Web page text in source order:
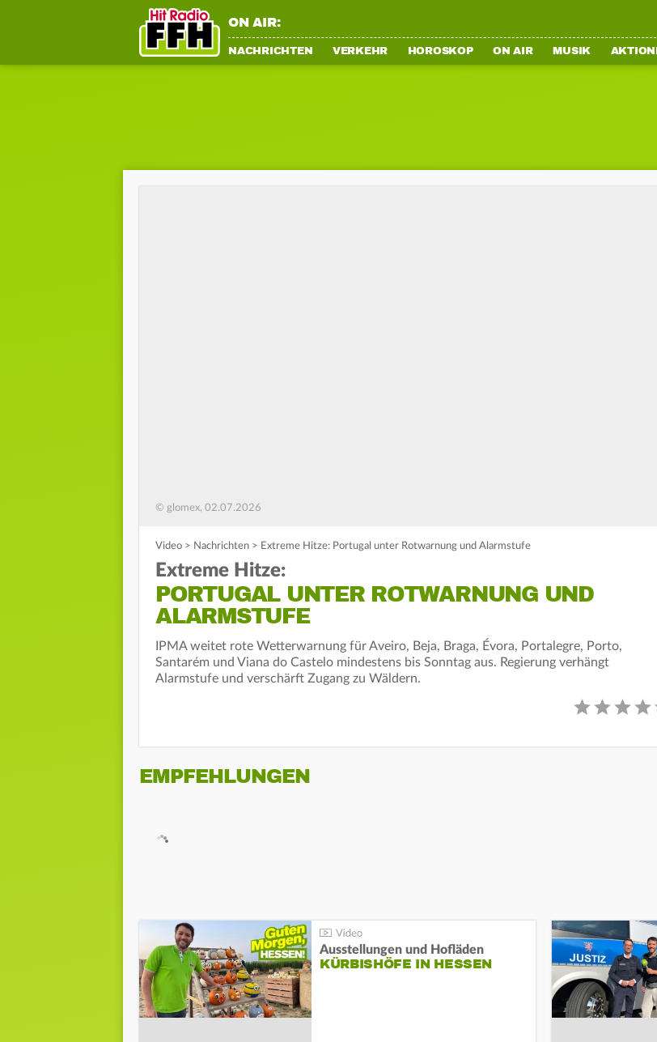
ON AIR:
NACHRICHTEN VERKEHR HOROSKOP ON AIR MUSIK
© glomex, 02.07.2026
Video > Nachrichten > Extreme Hitze: Portugal unter Rotwarnung und Alarmstufe
Extreme Hitze:
PORTUGAL UNTER ROTWARNUNG UND
ALARMSTUFE
IPMA weitet rote Wetterwarnung für Aveiro, Beja, Braga, Évora, Portalegre, Porto,
Santarém und Viana do Castelo mindestens bis Sonntag aus. Regierung verhängt
Alarmstufe und verschärft Zugang zu Wäldern.
EMPFEHLUNGEN
Ausstellungen und Hofläden
KÜRBISHÖFE IN HESSEN